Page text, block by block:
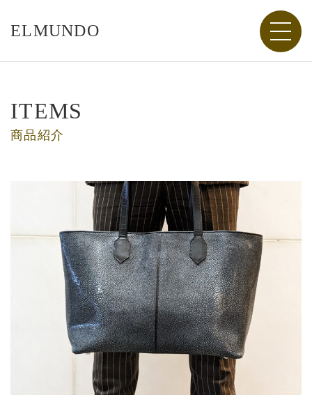
ELMUNDO
ITEMS
商品紹介